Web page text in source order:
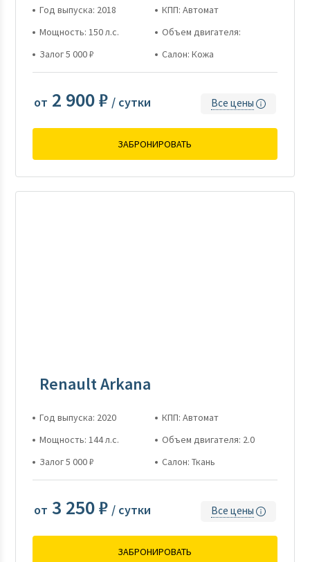
Год выпуска: 2018
КПП: Автомат
Мощность: 150 л.с.
Объем двигателя:
Залог 5 000 ₽
Салон: Кожа
от 2 900 ₽ / сутки Все цены
ЗАБРОНИРОВАТЬ
Renault Arkana
Год выпуска: 2020
КПП: Автомат
Мощность: 144 л.с.
Объем двигателя: 2.0
Залог 5 000 ₽
Салон: Ткань
от 3 250 ₽ / сутки Все цены
ЗАБРОНИРОВАТЬ